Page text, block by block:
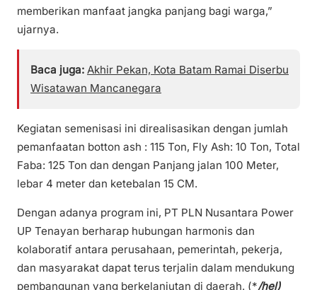
memberikan manfaat jangka panjang bagi warga,”
ujarnya.
Baca juga: Akhir Pekan, Kota Batam Ramai Diserbu
Wisatawan Mancanegara
Kegiatan semenisasi ini direalisasikan dengan jumlah
pemanfaatan botton ash : 115 Ton, Fly Ash: 10 Ton, Total
Faba: 125 Ton dan dengan Panjang jalan 100 Meter,
lebar 4 meter dan ketebalan 15 CM.
Dengan adanya program ini, PT PLN Nusantara Power
UP Tenayan berharap hubungan harmonis dan
kolaboratif antara perusahaan, pemerintah, pekerja,
dan masyarakat dapat terus terjalin dalam mendukung
pembangunan yang berkelanjutan di daerah. (*/hel)